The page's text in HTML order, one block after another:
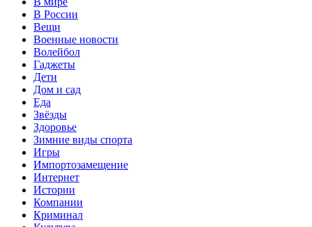
В России
Вещи
Военные новости
Волейбол
Гаджеты
Дети
Дом и сад
Еда
Звёзды
Здоровье
Зимние виды спорта
Игры
Импортозамещение
Интернет
Истории
Компании
Криминал